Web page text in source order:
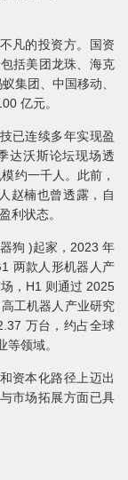
凡的投资方。国资
括美团龙珠、海克
集团、中国移动、
亿元。
已连续多年实现盈
达沃斯论坛现场透
约一千人。此前，
赵楠也曾透露，自
利状态。
狗 )起家，2023 年
两款人形机器人产
，H1 则通过 2025
工机器人产业研究
万台，约占全球
领域。
资本化路径上迈出
市场拓展方面已具